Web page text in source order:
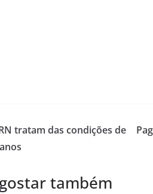
tratam das condições de
também